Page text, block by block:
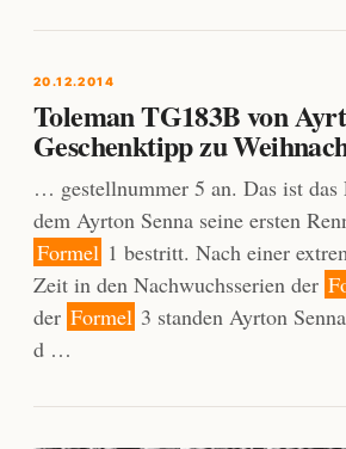
20.12.2014
Toleman TG183B von
Geschenktipp zu
… gestellnummer 5 an. Das ist das
dem Ayrton Senna seine ersten
Formel 1 bestritt. Nach einer
Zeit in den Nachwuchsserien der
der Formel 3 standen Ayrton
d …